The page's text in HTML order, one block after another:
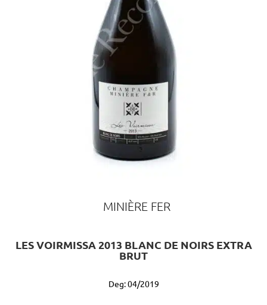
MINIÈRE FER
LES VOIRMISSA 2013 BLANC DE NOIRS EXTRA
BRUT
Deg: 04/2019